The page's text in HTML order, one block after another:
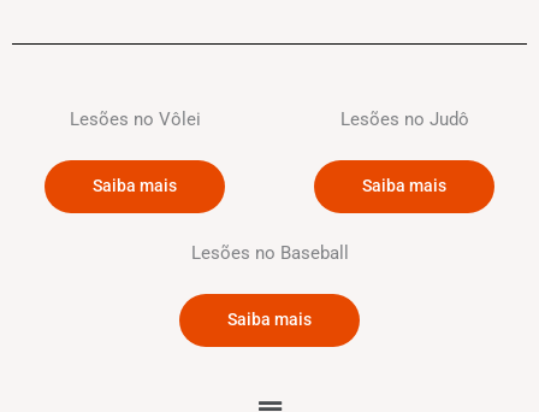
Lesões no Vôlei
Saiba mais
Lesões no Judô
Saiba mais
Lesões no Baseball
Saiba mais
Menu